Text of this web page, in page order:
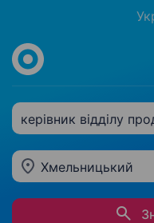
керівник відділу
Хмельницький